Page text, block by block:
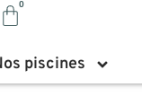
0
piscines